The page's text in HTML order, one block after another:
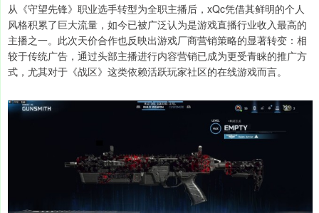
从《守望先锋》职业选手转型为全职主播后，xQc凭借其鲜明的个人
风格积累了巨大流量，如今已被广泛认为是游戏直播行业收入最高的
主播之一。此次天价合作也反映出游戏厂商营销策略的显著转变：相
较于传统广告，通过头部主播进行内容营销已成为更受青睐的推广方
式，尤其对于《战区》这类依赖活跃玩家社区的在线游戏而言。